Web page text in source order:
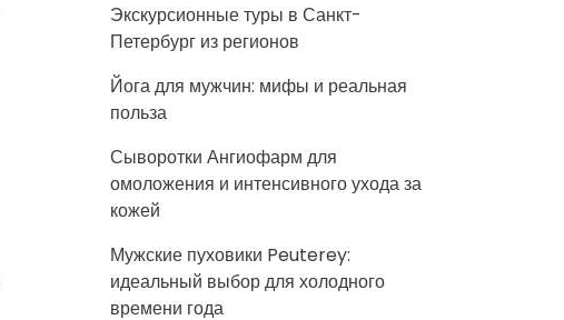
Экскурсионные туры в Санкт-
Петербург из регионов
Йога для мужчин: мифы и реальная
польза
Сыворотки Ангиофарм для
омоложения и интенсивного ухода за
кожей
Мужские пуховики Peuterey:
идеальный выбор для холодного
времени года